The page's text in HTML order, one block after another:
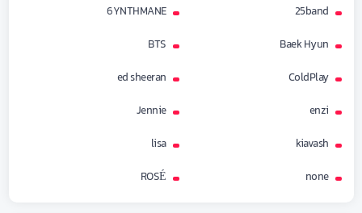
25band
6YNTHMANE
Baek Hyun
BTS
ColdPlay
ed sheeran
enzi
Jennie
kiavash
lisa
none
ROSÉ